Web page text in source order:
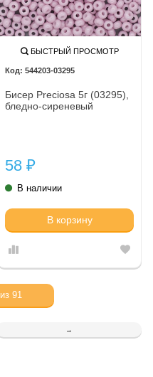
БЫСТРЫЙ ПРОСМОТР
544203-03295
Бисер Preciosa 5г (03295),
бледно-сиреневый
58 ₽
В наличии
В корзину
из 91
→